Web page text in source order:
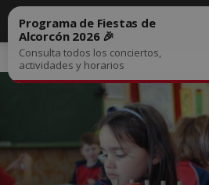
Inicio Comercios y negocios
Programa de Fiestas de
Alcorcón 2026 🎉
Consulta todos los conciertos,
actividades y horarios